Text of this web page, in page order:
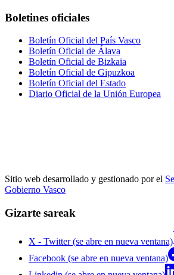
Boletines oficiales
Boletín Oficial del País Vasco
Boletín Oficial de Álava
Boletín Oficial de Bizkaia
Boletín Oficial de Gipuzkoa
Boletín Oficial del Estado
Diario Oficial de la Unión Europea
Sitio web desarrollado y gestionado por el
Gobierno Vasco
Gizarte sareak
X - Twitter (se abre en nueva ventana)
Facebook (se abre en nueva ventana)